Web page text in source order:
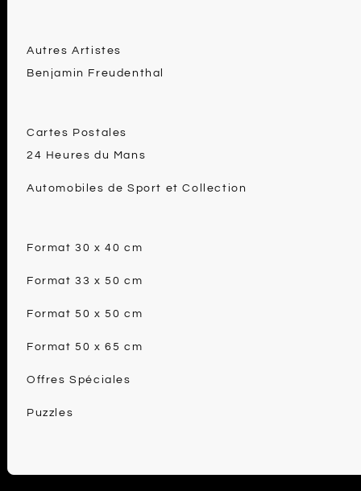
Autres Artistes
Benjamin Freudenthal
Cartes Postales
24 Heures du Mans
Automobiles de Sport et Collection
Format 30 x 40 cm
Format 33 x 50 cm
Format 50 x 50 cm
Format 50 x 65 cm
Offres Spéciales
Puzzles